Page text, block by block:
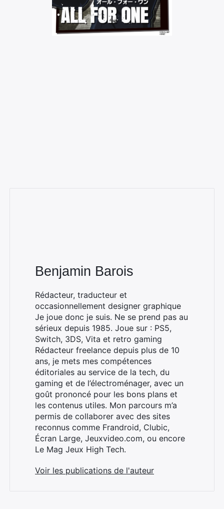
Benjamin Barois
Rédacteur, traducteur et
occasionnellement designer graphique
Je joue donc je suis. Ne se prend pas au
sérieux depuis 1985. Joue sur : PS5,
Switch, 3DS, Vita et retro gaming
Rédacteur freelance depuis plus de 10
ans, je mets mes compétences
éditoriales au service de la tech, du
gaming et de l’électroménager, avec un
goût prononcé pour les bons plans et
les contenus utiles. Mon parcours m’a
permis de collaborer avec des sites
reconnus comme Frandroid, Clubic,
Écran Large, Jeuxvideo.com, ou encore
Le Mag Jeux High Tech.
Voir les publications de l'auteur